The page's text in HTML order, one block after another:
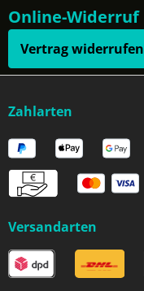
Online-Widerruf
Vertrag widerrufen
Zahlarten
Versandarten